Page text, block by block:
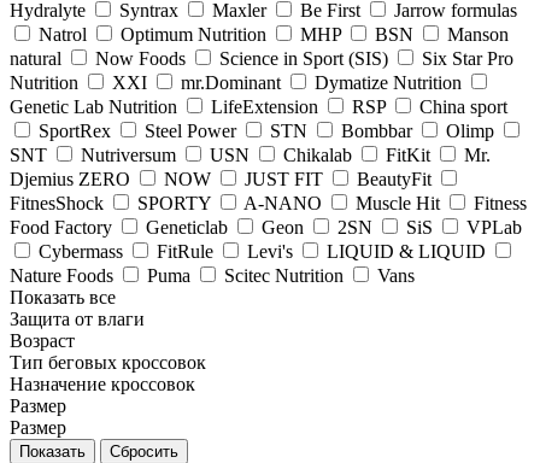
Hydralyte
Syntrax Maxler Be First
Jarrow formulas
Natrol
Optimum Nutrition MHP BSN
Manson
natural
Now Foods Science in Sport (SIS)
Six Star Pro
Nutrition
XXI mr.Dominant
Dymatize Nutrition
Genetic Lab Nutrition
LifeExtension RSP
China sport
SportRex
Steel Power STN Bombbar
Olimp
SNT
Nutriversum USN Chikalab FitKit
Mr.
Djemius ZERO
NOW JUST FIT
BeautyFit
FitnesShock
SPORTY A-NANO Muscle Hit
Fitness
Food Factory
Geneticlab Geon 2SN SiS
VPLab
Cybermass
FitRule Levi's
LIQUID & LIQUID
Nature Foods
Puma Scitec Nutrition
Vans
Показать все
Защита от влаги
Возраст
Тип беговых кроссовок
Назначение кроссовок
Размер
Размер
Сбросить